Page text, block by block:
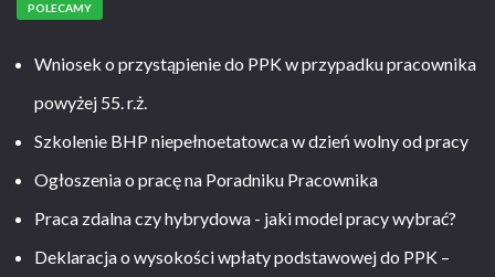
POLECAMY
Wniosek o przystąpienie do PPK w przypadku pracownika
powyżej 55. r.ż.
Szkolenie BHP niepełnoetatowca w dzień wolny od pracy
Ogłoszenia o pracę na Poradniku Pracownika
Praca zdalna czy hybrydowa - jaki model pracy wybrać?
Deklaracja o wysokości wpłaty podstawowej do PPK –